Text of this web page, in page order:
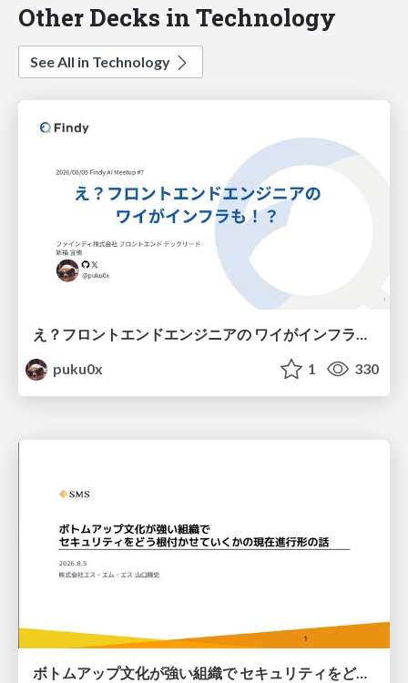
Other Decks in Technology
See All in Technology
puku0x
1 330
ボトムアップ文化が強い組織で セキュリティをどう根付かせていくかの現在進行形の話 / Making Security Stick in a Bottom-Up Organization